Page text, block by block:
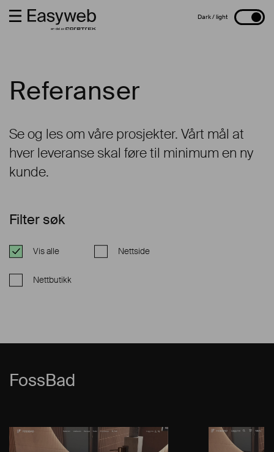
Referanser
Se og les om våre prosjekter. Vårt mål at
hver leveranse skal føre til minimum en ny
kunde.
Filter søk
Vis alle Nettside
Nettbutikk
FossBad